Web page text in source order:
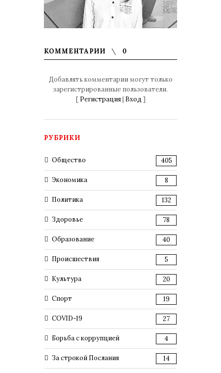
КОММЕНТАРИИ 0
Добавлять комментарии могут только
зарегистрированные пользователи.
[ Регистрация| Вход ]
РУБРИКИ
Общество 405
Экономика 8
Политика 132
Здоровье 78
Образование 40
Происшествия 5
Культура 20
Спорт 19
COVID-19 27
Борьба с коррупцией 4
За строкой Послания 14